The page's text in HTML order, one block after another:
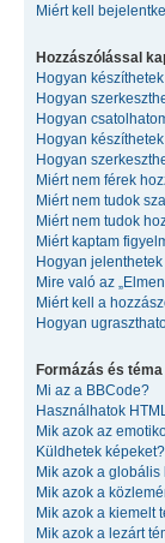
Miért kell
Hozzászólással
Hogyan
Hogyan
Hogyan
Hogyan
Hogyan
Miért nem férek
Miért nem tudok
Miért nem tudok
Miért kaptam
Hogyan
Mire való az
Miért kell a
Hogyan
Formázás és
Mi az a BBCode?
Használhatok
Mik azok az
Küldhetek képeket?
Mik azok a
Mik azok a
Mik azok a kiemelt
Mik azok a lezárt